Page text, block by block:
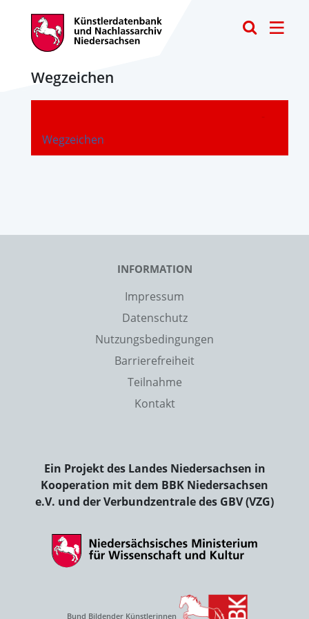
Wegzeichen
Wegzeichen
-
INFORMATION
Impressum
Datenschutz
Nutzungsbedingungen
Barrierefreiheit
Teilnahme
Kontakt
Ein Projekt des Landes Niedersachsen in
Kooperation mit dem BBK Niedersachsen
e.V. und der Verbundzentrale des GBV (VZG)
Bund Bildender Künstlerinnen